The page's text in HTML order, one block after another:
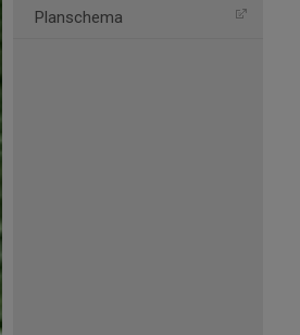
Planschema